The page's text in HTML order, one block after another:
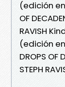
(edición en
OF
RAVISH
(edición en
DROPS
STEPH